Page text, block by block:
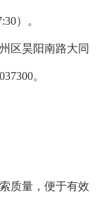
）。
区昊阳南路大同
037300。
质量，便于有效